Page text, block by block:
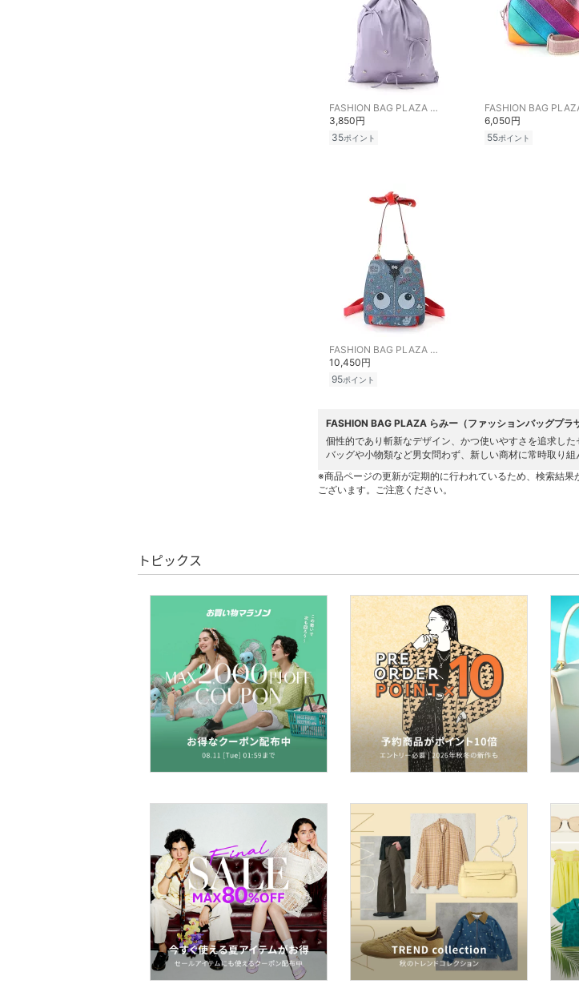
FASHION BAG PLAZA らみー
3,850円
35ポイント
6,050円
55ポイント
FASHION BAG PLAZA らみー
10,450円
95ポイント
FASHION BAG PLAZA らみー（ファッションバッグプラ
個性的であり斬新なデザイン、かつ使いやすさを追求した
バッグや小物類など男女問わず、新しい商材に常時取り組
※商品ページの更新が定期的に行われているため、検索結
ございます。ご注意ください。
トピックス